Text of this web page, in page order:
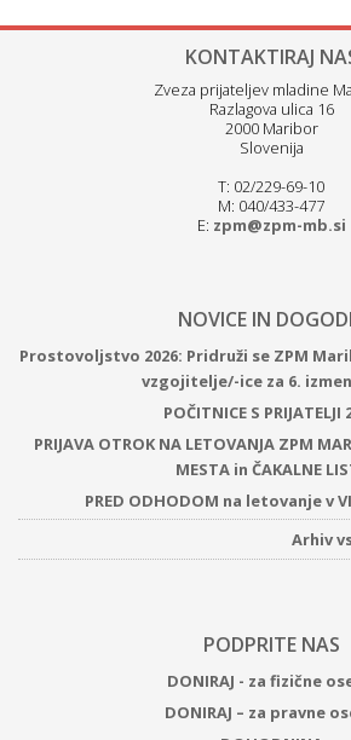
KONTAKTIRAJ
Zveza prijateljev mladine
Razlagova ulica 16
2000 Maribor
Slovenija
T: 02/229-69-10
M: 040/433-477
E: zpm@zpm-mb.si
NOVICE IN
Prostovoljstvo 2026: Pridruži se ZPM
vzgojitelje/-ice za 6.
POČITNICE S PRIJATELJI
PRIJAVA OTROK NA LETOVANJA ZPM
MESTA in ČAKALNE
PRED ODHODOM na letovanje v
Arhiv
PODPRITE NAS
DONIRAJ - za fizične
DONIRAJ – za pravne